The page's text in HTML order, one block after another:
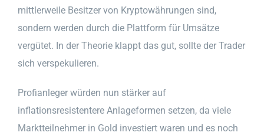
mittlerweile Besitzer von Kryptowährungen sind,
sondern werden durch die Plattform für Umsätze
vergütet. In der Theorie klappt das gut, sollte der Trader
sich verspekulieren.
Profianleger würden nun stärker auf
inflationsresistentere Anlageformen setzen, da viele
Marktteilnehmer in Gold investiert waren und es noch